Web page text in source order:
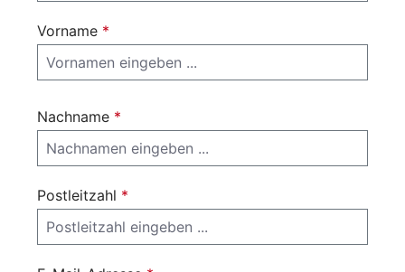
Vorname *
Nachname *
Postleitzahl *